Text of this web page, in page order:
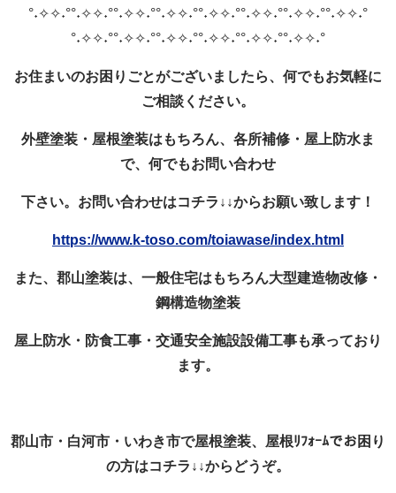
°˖✧✧˖°°˖✧✧˖°°˖✧✧˖°°˖✧✧˖°°˖✧✧˖°°˖✧✧˖°°˖✧✧˖°°˖✧✧˖°
°˖✧✧˖°°˖✧✧˖°°˖✧✧˖°°˖✧✧˖°°˖✧✧˖°°˖✧✧˖°
お住まいのお困りごとがございましたら、何でもお気軽に
ご相談ください。
外壁塗装・屋根塗装はもちろん、各所補修・屋上防水ま
で、何でもお問い合わせ
下さい。お問い合わせはコチラ ↓↓からお願い致します！
https://www.k-toso.com/toiawase/index.html
また、郡山塗装は、一般住宅はもちろん大型建造物改修・
鋼構造物塗装
屋上防水・防食工事・交通安全施設設備工事も承っており
ます。
郡山市・白河市・いわき市で屋根塗装、屋根ﾘﾌｫｰﾑでお困り
の方はコチラ↓↓からどうぞ。